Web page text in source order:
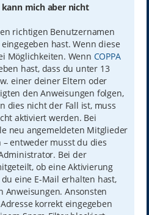
mich aber nicht
richtigen Benutzernamen
hast. Wenn diese
Möglichkeiten. Wenn COPPA
hast, dass du unter 13
einer deiner Eltern oder
den Anweisungen folgen,
dies nicht der Fall ist, muss
aktiviert werden. Bei
neu angemeldeten Mitglieder
entweder musst du dies
Bei der
ob eine Aktivierung
eine E-Mail erhalten hast,
Ansonsten
korrekt eingegeben